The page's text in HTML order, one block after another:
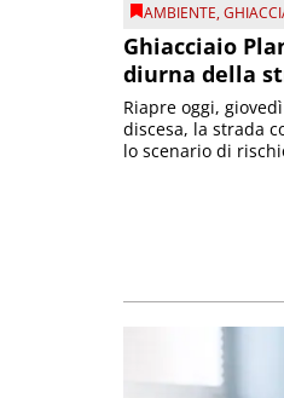
AMBIENTE,
Ghiacciaio
diurna della
Riapre oggi,
discesa, la strada
lo scenario di